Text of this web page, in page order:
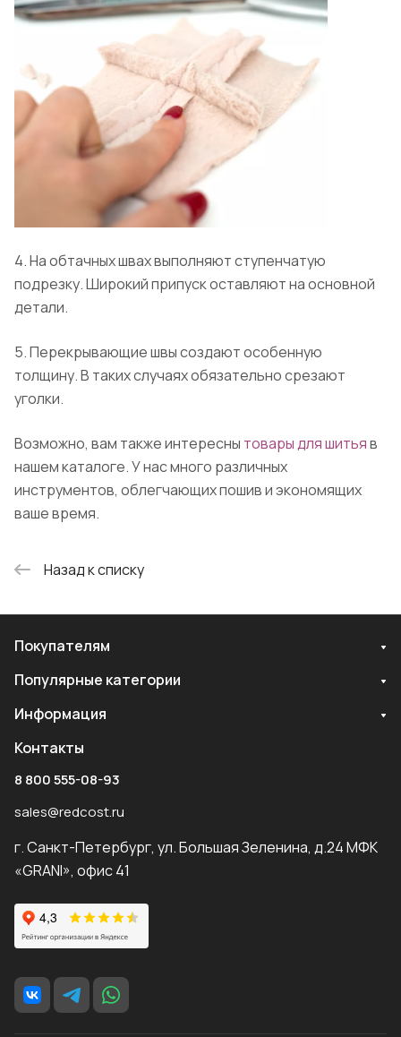
4. На обтачных швах выполняют ступенчатую
подрезку. Широкий припуск оставляют на основной
детали.
5. Перекрывающие швы создают особенную
толщину. В таких случаях обязательно срезают
уголки.
Возможно, вам также интересны товары для шитьяв
нашем каталоге. У нас много различных
инструментов, облегчающих пошив и экономящих
ваше время.
Назад к списку
Покупателям
Популярные категории
Информация
Контакты
8 800 555-08-93
sales@redcost.ru
г. Санкт-Петербург, ул. Большая Зеленина, д.24 МФК
«GRANI», офис 41